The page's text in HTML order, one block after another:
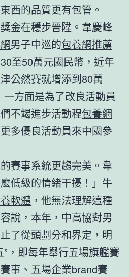
西的品質更有包管。
金在穩步晉陞。韋慶峰
男子中巡的包養網推薦
至50萬元國民幣，近年
公然賽就增添到80萬
一方面是為了改良活動員
不竭進步活動程包養網
多優良活動員來中國參
賽事系統更趨完美。韋
低級的情緒干擾！」牛
軟體 ，他無法理解這種
說，本年，中高協對男
了從頭劃分和界定，明
”，即每年舉行五場旗艦賽
事、五場企業brand賽